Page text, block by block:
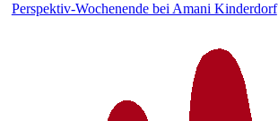
Perspektiv-Wochenende bei Amani Kinderdorf